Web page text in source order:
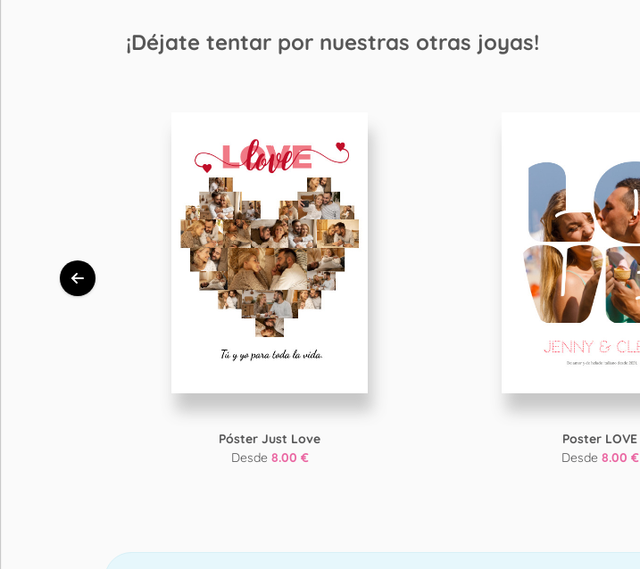
¡Déjate tentar por nuestras otras joyas!
Póster Just Love
Desde 8.00 €
Poster LOVE
Desde 8.00 €